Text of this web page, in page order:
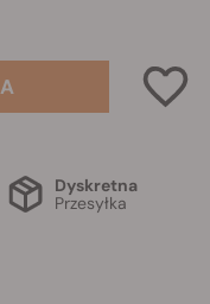
Dyskretna
Przesyłka